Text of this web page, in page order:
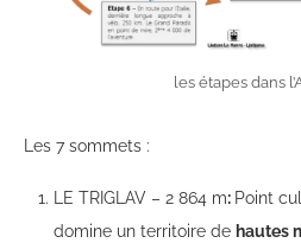
les étapes dans
Les 7 sommets :
LE TRIGLAV – 2 864 m: Point
domine un territoire de hautes